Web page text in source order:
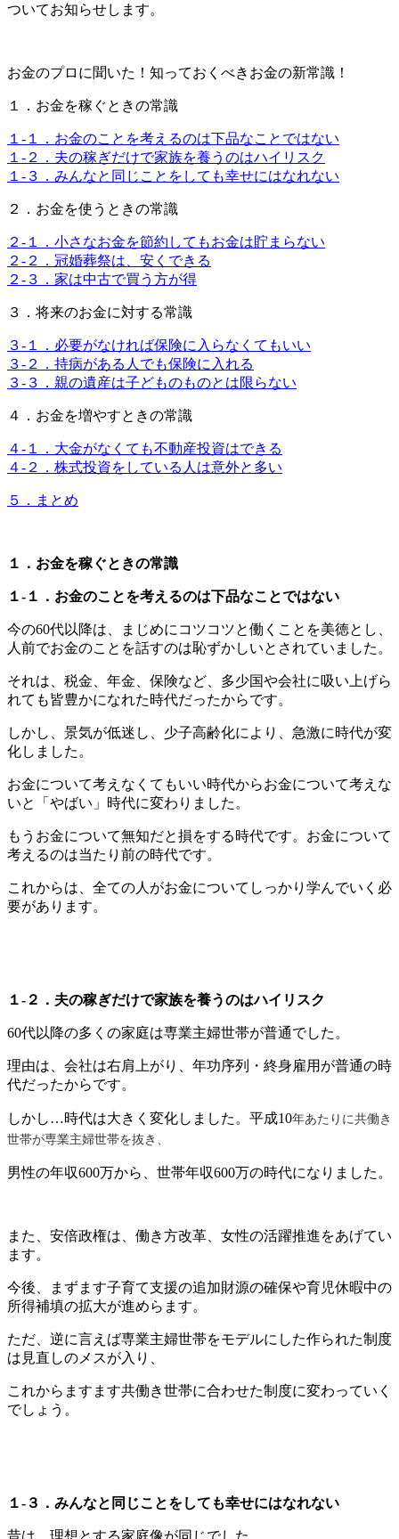
ついてお知らせします。
お金のプロに聞いた！知っておくべきお金の新常識！
１．お金を稼ぐときの常識
１-１．お金のことを考えるのは下品なことではない
１-２．夫の稼ぎだけで家族を養うのはハイリスク
１-３．みんなと同じことをしても幸せにはなれない
２．お金を使うときの常識
２-１．小さなお金を節約してもお金は貯まらない
２-２．冠婚葬祭は、安くできる
２-３．家は中古で買う方が得
３．将来のお金に対する常識
３-１．必要がなければ保険に入らなくてもいい
３-２．持病がある人でも保険に入れる
３-３．親の遺産は子どものものとは限らない
４．お金を増やすときの常識
４-１．大金がなくても不動産投資はできる
４-２．株式投資をしている人は意外と多い
５．まとめ
１．お金を稼ぐときの常識
１-１．お金のことを考えるのは下品なことではない
今の60代以降は、まじめにコツコツと働くことを美徳とし、
人前でお金のことを話すのは恥ずかしいとされていました。
それは、税金、年金、保険など、多少国や会社に吸い上げら
れても皆豊かになれた時代だったからです。
しかし、景気が低迷し、少子高齢化により、急激に時代が変
化しました。
お金について考えなくてもいい時代からお金について考えな
いと「やばい」時代に変わりました。
もうお金について無知だと損をする時代です。お金について
考えるのは当たり前の時代です。
これからは、全ての人がお金についてしっかり学んでいく必
要があります。
１-２．夫の稼ぎだけで家族を養うのはハイリスク
60代以降の多くの家庭は専業主婦世帯が普通でした。
理由は、会社は右肩上がり、年功序列・終身雇用が普通の時
代だったからです。
しかし…時代は大きく変化しました。平成10年あたりに共働き
世帯が専業主婦世帯を抜き、
男性の年収600万から、世帯年収600万の時代になりました。
また、安倍政権は、働き方改革、女性の活躍推進をあげてい
ます。
今後、まずます子育て支援の追加財源の確保や育児休暇中の
所得補填の拡大が進めらます。
ただ、逆に言えば専業主婦世帯をモデルにした作られた制度
は見直しのメスが入り、
これからますます共働き世帯に合わせた制度に変わっていく
でしょう。
１-３．みんなと同じことをしても幸せにはなれない